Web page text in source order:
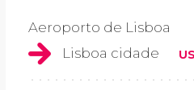
Aeroporto de Lisboa
Lisboa cidade